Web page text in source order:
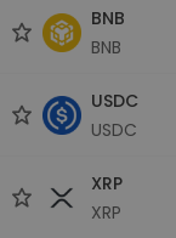
BNB
BNB
USDC
USDC
XRP
XRP